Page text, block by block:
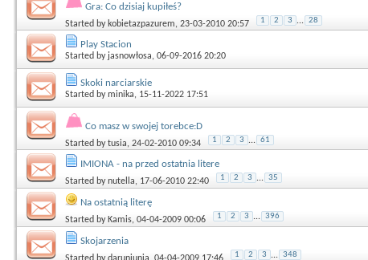
Gra: Co dzisiaj kupiłeś?
Started by kobietazpazurem, 23-03-2010 20:57 1 2 3 ... 28
Play Stacion
Started by jasnowłosa, 06-09-2016 20:20
Skoki narciarskie
Started byminika, 15-11-2022 17:51
Co masz w swojej torebce:D
Started bytusia, 24-02-2010 09:34 1 2 3 ... 61
IMIONA - na przed ostatnia litere
Started bynutella, 17-06-2010 22:40 1 2 3 ... 35
Na ostatnią literę
Started by Kamis, 04-04-2009 00:06 1 2 3 ... 396
Skojarzenia
1 2 3 ... 348